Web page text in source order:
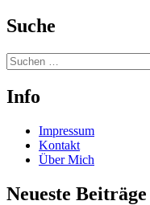
Suche
Suchen
nach:
Info
Impressum
Kontakt
Über Mich
Neueste Beiträge